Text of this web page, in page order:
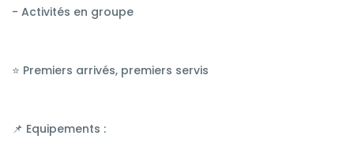
- Activités en groupe
⭐ Premiers arrivés, premiers servis
📌 Equipements :